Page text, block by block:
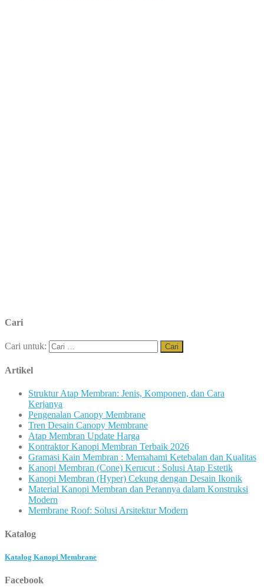
Cari
Cari untuk:
Artikel
Struktur Atap Membran: Jenis, Komponen, dan Cara
Kerjanya
Pengenalan Canopy Membrane
Tren Desain Canopy Membrane
Atap Membran Update Harga
Kontraktor Kanopi Membran Terbaik 2026
Gramasi Kain Membran : Memahami Ketebalan dan Kualitas
Kanopi Membran (Cone) Kerucut : Solusi Atap Estetik
Kanopi Membran (Hyper) Cekung dengan Desain Ikonik
Material Kanopi Membran dan Perannya dalam Konstruksi
Modern
Membrane Roof: Solusi Arsitektur Modern
Katalog
Katalog Kanopi Membrane
Facebook